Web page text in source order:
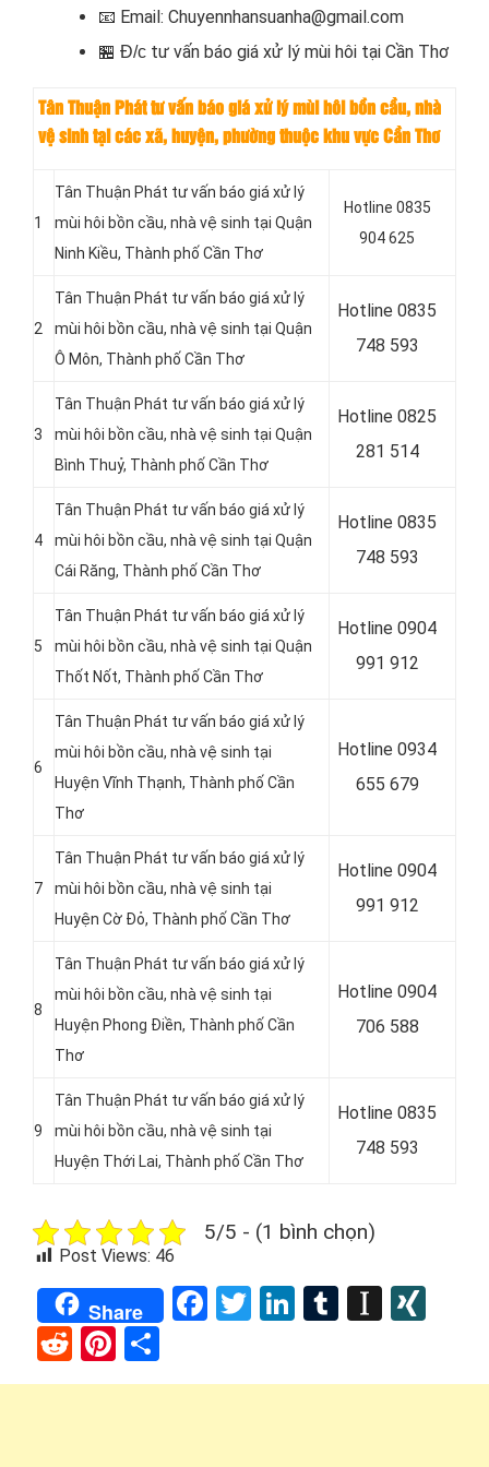
📧 Email: Chuyennhansuanha@gmail.com
🏪 Đ/c tư vấn báo giá xử lý mùi hôi tại Cần Thơ
Tân Thuận Phát tư vấn báo giá xử lý mùi hôi bồn cầu, nhà
vệ sinh tại các xã, huyện, phường thuộc khu vực Cần Thơ
1
Tân Thuận Phát tư vấn báo giá xử lý
mùi hôi bồn cầu, nhà vệ sinh tại Quận
Ninh Kiều, Thành phố Cần Thơ
Hotline 0835
904 625
2
Tân Thuận Phát tư vấn báo giá xử lý
mùi hôi bồn cầu, nhà vệ sinh tại Quận
Ô Môn, Thành phố Cần Thơ
Hotline 0835
748 593
3
Tân Thuận Phát tư vấn báo giá xử lý
mùi hôi bồn cầu, nhà vệ sinh tại Quận
Bình Thuỷ, Thành phố Cần Thơ
Hotline 0825
281 514
4
Tân Thuận Phát tư vấn báo giá xử lý
mùi hôi bồn cầu, nhà vệ sinh tại Quận
Cái Răng, Thành phố Cần Thơ
Hotline 0835
748 593
5
Tân Thuận Phát tư vấn báo giá xử lý
mùi hôi bồn cầu, nhà vệ sinh tại Quận
Thốt Nốt, Thành phố Cần Thơ
Hotline 0904
991 912
6
Tân Thuận Phát tư vấn báo giá xử lý
mùi hôi bồn cầu, nhà vệ sinh tại
Huyện Vĩnh Thạnh, Thành phố Cần
Thơ
Hotline 0934
655 679
7
Tân Thuận Phát tư vấn báo giá xử lý
mùi hôi bồn cầu, nhà vệ sinh tại
Huyện Cờ Đỏ, Thành phố Cần Thơ
Hotline 0904
991 912
8
Tân Thuận Phát tư vấn báo giá xử lý
mùi hôi bồn cầu, nhà vệ sinh tại
Huyện Phong Điền, Thành phố Cần
Thơ
Hotline 0904
706 588
9
Tân Thuận Phát tư vấn báo giá xử lý
mùi hôi bồn cầu, nhà vệ sinh tại
Huyện Thới Lai, Thành phố Cần Thơ
Hotline 0835
748 593
5/5 - (1 bình chọn)
Post Views: 46
Share Facebook
TwitterLinkedIn
Tumblr
RedditPinterest